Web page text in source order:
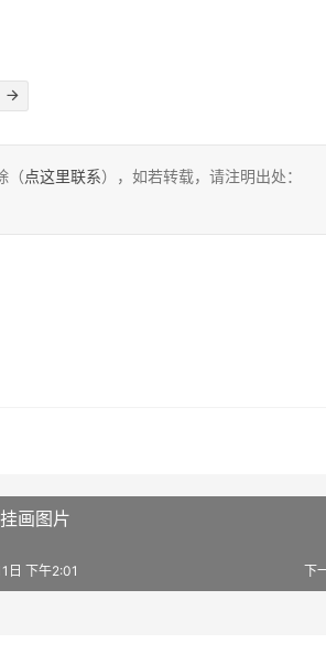
（点这里联系），如若转载，请注明出处：
画图片
下
日 下午2:01